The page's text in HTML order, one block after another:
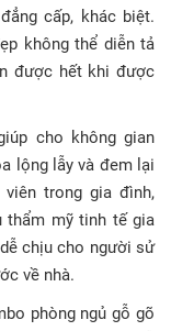
cấp, khác biệt.
không thể diễn tả
được hết khi được
cho không gian
lộng lẫy và đem lại
trong gia đình,
thẩm mỹ tinh tế gia
chịu cho người sử
về nhà.
phòng ngủ gỗ gõ